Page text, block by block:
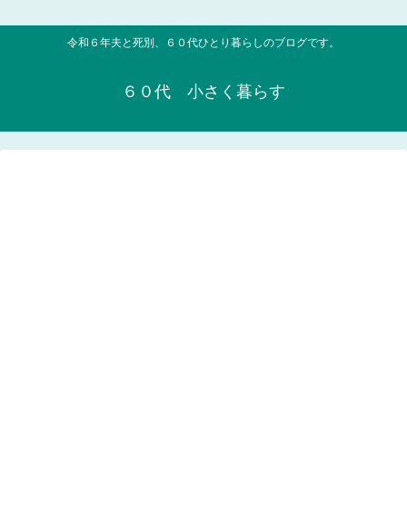
令和６年夫と死別、６０代ひとり暮らしのブログです。
６０代 小さく暮らす